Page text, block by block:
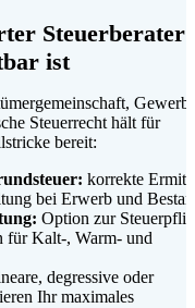
Steuerberater
ist
Steuerrecht hält für
bereit:
korrekte
bei Erwerb und
Option zur
für Kalt‑, Warm‑ und
degressive oder
Ihr maximales